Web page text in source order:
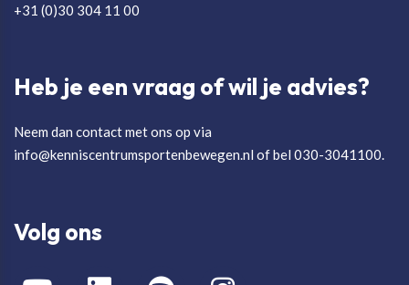
+31 (0)30 304 11 00
Heb je een vraag of wil je advies?
Neem dan contact met ons op via
info@kenniscentrumsportenbewegen.nl of bel 030-3041100.
Volg ons